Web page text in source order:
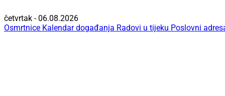
četvrtak - 06.08.2026
Osmrtnice Kalendar događanja Radovi u tijeku Poslovni